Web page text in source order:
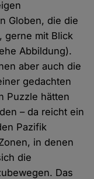
Globen, die die
gerne mit Blick
Abbildung).
aber auch die
gedachten
Puzzle hätten
– da reicht ein
Pazifik
in denen
die
Das